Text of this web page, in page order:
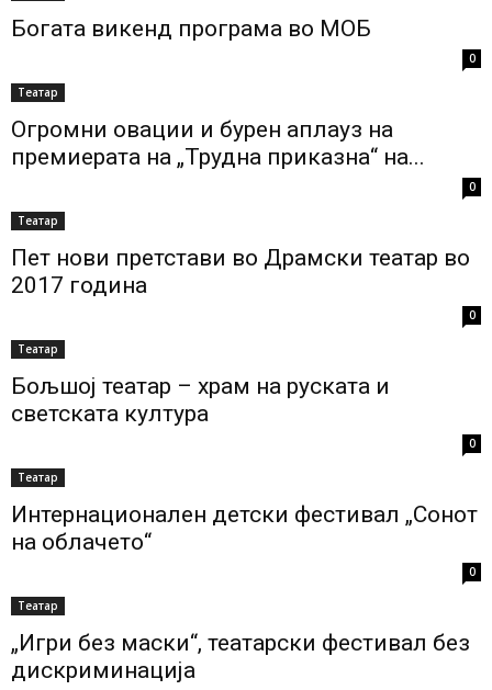
Богата викенд програма во МОБ
0
Театар
Огромни овации и бурен аплауз на
премиерата на „Трудна приказна“ на...
0
Театар
Пет нови претстави во Драмски театар во
2017 година
0
Театар
Бољшој театар – храм на руската и
светската култура
0
Театар
Интернационален детски фестивал „Сонот
на облачето“
0
Театар
„Игри без маски“, театарски фестивал без
дискриминација